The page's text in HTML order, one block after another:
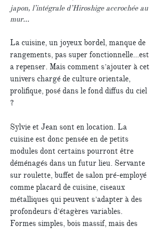
japon, l’intégrale d’Hiroshige accrochée au
mur…
La cuisine, un joyeux bordel, manque de
rangements, pas super fonctionnelle...est
a repenser. Mais comment s’ajouter à cet
univers chargé de culture orientale,
prolifique, posé dans le fond diffus du ciel
?
Sylvie et Jean sont en location. La
cuisine est donc pensée en de petits
modules dont certains pourront être
déménagés dans un futur lieu. Servante
sur roulette, buffet de salon pré-employé
comme placard de cuisine, ciseaux
métalliques qui peuvent s’adapter à des
profondeurs d’étagères variables.
Formes simples, bois massif, mais des